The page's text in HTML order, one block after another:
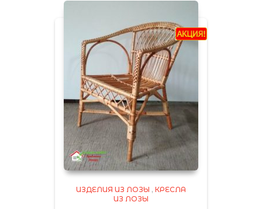
ИЗДЕЛИЯ ИЗ ЛОЗЫ , КРЕСЛА
ИЗ ЛОЗЫ